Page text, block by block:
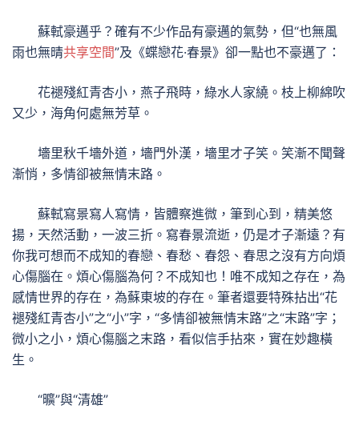
蘇軾豪邁乎？確有不少作品有豪邁的氣勢，但“也無風
雨也無晴共享空間”及《蝶戀花·春景》卻一點也不豪邁了：
花褪殘紅青杏小，燕子飛時，綠水人家繞。枝上柳綿吹
又少，海角何處無芳草。
墻里秋千墻外道，墻門外漢，墻里才子笑。笑漸不聞聲
漸悄，多情卻被無情末路。
蘇軾寫景寫人寫情，皆體察進微，筆到心到，精美悠
揚，天然活動，一波三折。寫春景流逝，仍是才子漸遠？有
你我可想而不成知的春戀、春愁、春怨、春思之沒有方向煩
心傷腦在。煩心傷腦為何？不成知也！唯不成知之存在，為
感情世界的存在，為蘇東坡的存在。筆者還要特殊拈出“花
褪殘紅青杏小”之“小”字，“多情卻被無情末路”之“末路”字；
微小之小，煩心傷腦之末路，看似信手拈來，實在妙趣橫
生。
“曠”與“清雄”